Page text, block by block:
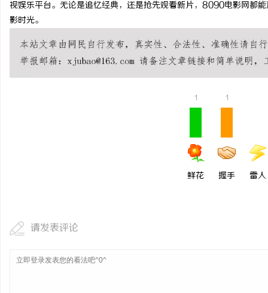
视娱乐平台。无论是追忆经典，还是抢先观看新片，8090电影网都
影时光。
1
鲜花
1
握手 雷人
请发表评论
揭秘成都私家侦探行业
宁